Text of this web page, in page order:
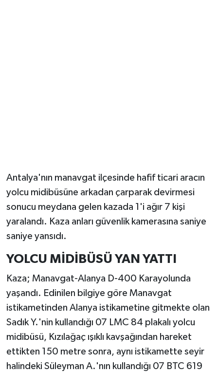
Antalya'nın manavgat ilçesinde hafif ticari aracın
yolcu midibüsüne arkadan çarparak devirmesi
sonucu meydana gelen kazada 1'i ağır 7 kişi
yaralandı. Kaza anları güvenlik kamerasına saniye
saniye yansıdı.
YOLCU MİDİBÜSÜ YAN YATTI
Kaza; Manavgat-Alanya D-400 Karayolunda
yaşandı. Edinilen bilgiye göre Manavgat
istikametinden Alanya istikametine gitmekte olan
Sadık Y.'nin kullandığı 07 LMC 84 plakalı yolcu
midibüsü, Kızılağaç ışıklı kavşağından hareket
ettikten 150 metre sonra, aynı istikamette seyir
halindeki Süleyman A.'nın kullandığı 07 BTC 619